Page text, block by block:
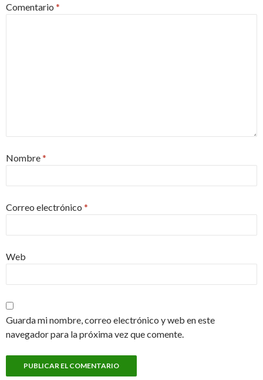
Comentario *
Nombre*
Correo electrónico *
Web
Guarda mi nombre, correo electrónico y web en este
navegador para la próxima vez que comente.